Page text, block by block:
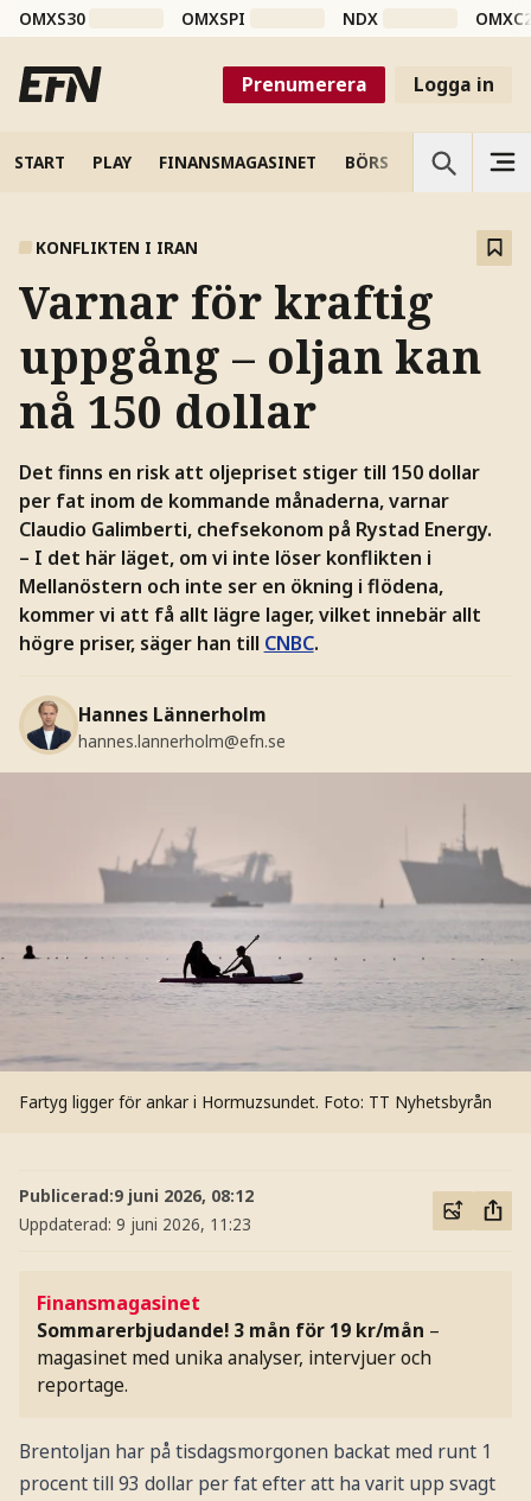
OMXS30 OMXSPI NDX
Prenumerera Logga in
START PLAY FINANSMAGASINET BÖRS VETENSKAP
KONFLIKTEN I IRAN
Varnar för kraftig
uppgång – oljan kan
nå 150 dollar
Det finns en risk att oljepriset stiger till 150 dollar
per fat inom de kommande månaderna, varnar
Claudio Galimberti, chefsekonom på Rystad Energy.
– I det här läget, om vi inte löser konflikten i
Mellanöstern och inte ser en ökning i flödena,
kommer vi att få allt lägre lager, vilket innebär allt
högre priser, säger han till CNBC.
Hannes Lännerholm
hannes.lannerholm@efn.se
Fartyg ligger för ankar i Hormuzsundet. Foto: TT Nyhetsbyrån
Publicerad:9 juni 2026, 08:12
Uppdaterad: 9 juni 2026, 11:23
Finansmagasinet
Sommarerbjudande! 3 mån för 19 kr/mån –
magasinet med unika analyser, intervjuer och
reportage.
Brentoljan har på tisdagsmorgonen backat med runt 1
procent till 93 dollar per fat efter att ha varit upp svagt